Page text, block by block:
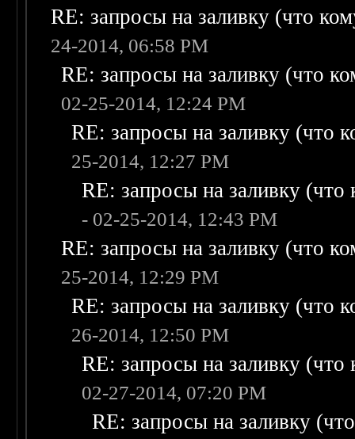
RE: запросы на заливку (что
24-2014, 06:58 PM
RE: запросы на заливку (что
02-25-2014, 12:24 PM
RE: запросы на заливку (что
25-2014, 12:27 PM
RE: запросы на заливку
- 02-25-2014, 12:43 PM
RE: запросы на заливку (что
25-2014, 12:29 PM
RE: запросы на заливку (что
26-2014, 12:50 PM
RE: запросы на заливку
02-27-2014, 07:20 PM
RE: запросы на заливку